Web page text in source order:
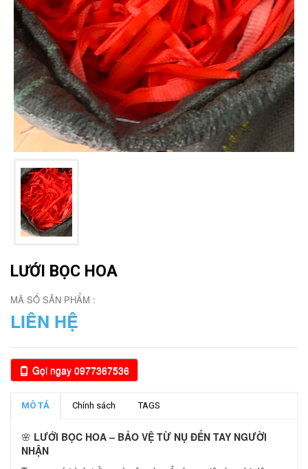
LƯỚI BỌC HOA
MÃ SỐ SẢN PHẨM :
LIÊN HỆ
Gọi ngay 0977367536
MÔ TẢ Chính sách TAGS
🌸 LƯỚI BỌC HOA – BẢO VỆ TỪ NỤ ĐẾN TAY NGƯỜI
NHẬN